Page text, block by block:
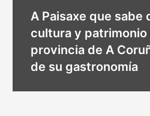
A Paisaxe que sabe
cultura y patrimonio
provincia de A
de su gastronomía